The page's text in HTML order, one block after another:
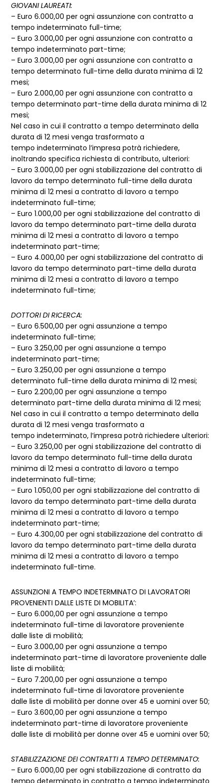
GIOVANI LAUREATI:
– Euro 6.000,00 per ogni assunzione con contratto a
tempo indeterminato full-time;
– Euro 3.000,00 per ogni assunzione con contratto a
tempo indeterminato part-time;
– Euro 3.000,00 per ogni assunzione con contratto a
tempo determinato full-time della durata minima di 12
mesi;
– Euro 2.000,00 per ogni assunzione con contratto a
tempo determinato part-time della durata minima di 12
mesi;
Nel caso in cui il contratto a tempo determinato della
durata di 12 mesi venga trasformato a
tempo indeterminato l’impresa potrà richiedere,
inoltrando specifica richiesta di contributo, ulteriori:
– Euro 3.000,00 per ogni stabilizzazione del contratto di
lavoro da tempo determinato full-time della durata
minima di 12 mesi a contratto di lavoro a tempo
indeterminato full-time;
– Euro 1.000,00 per ogni stabilizzazione del contratto di
lavoro da tempo determinato part-time della durata
minima di 12 mesi a contratto di lavoro a tempo
indeterminato part-time;
– Euro 4.000,00 per ogni stabilizzazione del contratto di
lavoro da tempo determinato part-time della durata
minima di 12 mesi a contratto di lavoro a tempo
indeterminato full-time;
DOTTORI DI RICERCA:
– Euro 6.500,00 per ogni assunzione a tempo
indeterminato full-time;
– Euro 3.250,00 per ogni assunzione a tempo
indeterminato part-time;
– Euro 3.250,00 per ogni assunzione a tempo
determinato full-time della durata minima di 12 mesi;
– Euro 2.200,00 per ogni assunzione a tempo
determinato part-time della durata minima di 12 mesi;
Nel caso in cui il contratto a tempo determinato della
durata di 12 mesi venga trasformato a
tempo indeterminato, l’impresa potrà richiedere ulteriori:
– Euro 3.250,00 per ogni stabilizzazione del contratto di
lavoro da tempo determinato full-time della durata
minima di 12 mesi a contratto di lavoro a tempo
indeterminato full-time;
– Euro 1.050,00 per ogni stabilizzazione del contratto di
lavoro da tempo determinato part-time della durata
minima di 12 mesi a contratto di lavoro a tempo
indeterminato part-time;
– Euro 4.300,00 per ogni stabilizzazione del contratto di
lavoro da tempo determinato part-time della durata
minima di 12 mesi a contratto di lavoro a tempo
indeterminato full-time.
ASSUNZIONI A TEMPO INDETERMINATO DI LAVORATORI
PROVENIENTI DALLE LISTE DI MOBILITA’:
– Euro 6.000,00 per ogni assunzione a tempo
indeterminato full-time di lavoratore proveniente
dalle liste di mobilità;
– Euro 3.000,00 per ogni assunzione a tempo
indeterminato part-time di lavoratore proveniente dalle
liste di mobilità;
– Euro 7.200,00 per ogni assunzione a tempo
indeterminato full-time di lavoratore proveniente
dalle liste di mobilità per donne over 45 e uomini over 50;
– Euro 3.600,00 per ogni assunzione a tempo
indeterminato part-time di lavoratore proveniente
dalle liste di mobilità per donne over 45 e uomini over 50;
STABILIZZAZIONE DEI CONTRATTI A TEMPO DETERMINATO:
– Euro 6.000,00 per ogni stabilizzazione di contratto da